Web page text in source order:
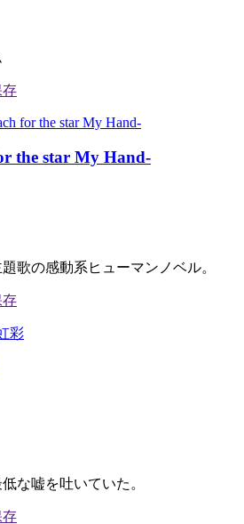
the star My Hand-
歌の感動系ヒューマンノベル。
な嘘を吐いていた。